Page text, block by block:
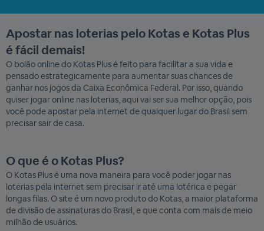
Apostar nas loterias pelo Kotas e Kotas Plus
é fácil demais!
O bolão online do Kotas Plus é feito para facilitar a sua vida e
pensado estrategicamente para aumentar suas chances de
ganhar nos jogos da Caixa Econômica Federal. Por isso, quando
quiser jogar online nas loterias, aqui vai ser sua melhor opção, pois
você pode apostar pela internet de qualquer lugar do Brasil sem
precisar sair de casa.
O que é o Kotas Plus?
O Kotas Plus é uma nova maneira para você poder jogar nas
loterias pela internet sem precisar ir até uma lotérica e pegar
longas filas. O site é um novo produto do Kotas, a maior plataforma
de divisão de assinaturas do Brasil, e que conta com mais de meio
milhão de usuários.